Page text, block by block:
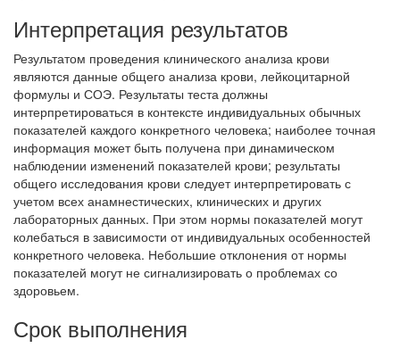
Интерпретация результатов
Результатом проведения клинического анализа крови
являются данные общего анализа крови, лейкоцитарной
формулы и СОЭ. Результаты теста должны
интерпретироваться в контексте индивидуальных обычных
показателей каждого конкретного человека; наиболее точная
информация может быть получена при динамическом
наблюдении изменений показателей крови; результаты
общего исследования крови следует интерпретировать с
учетом всех анамнестических, клинических и других
лабораторных данных. При этом нормы показателей могут
колебаться в зависимости от индивидуальных особенностей
конкретного человека. Небольшие отклонения от нормы
показателей могут не сигнализировать о проблемах со
здоровьем.
Срок выполнения